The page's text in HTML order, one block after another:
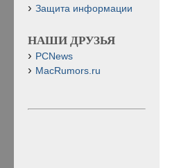
Защита информации
НАШИ ДРУЗЬЯ
PCNews
MacRumors.ru